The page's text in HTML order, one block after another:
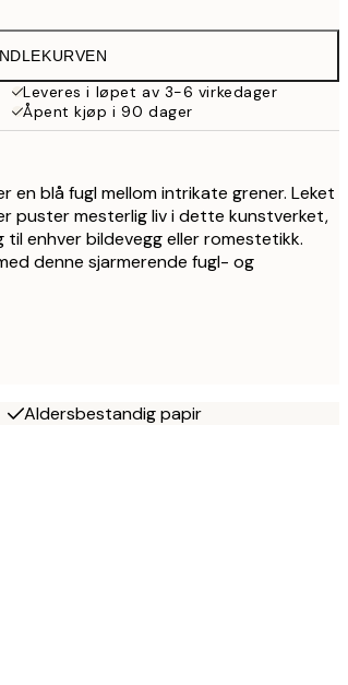
399 kr
Leveres i løpet av 3-6 virkedager
Åpent kjøp i 90 dager
blå fugl mellom intrikate grener. Leket
puster mesterlig liv i dette kunstverket,
enhver bildevegg eller romestetikk.
denne sjarmerende fugl- og
Aldersbestandig papir